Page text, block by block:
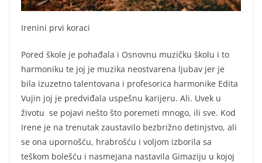
Irenini prvi koraci
Pored škole je pohađala i Osnovnu muzičku školu i to
harmoniku te joj je muzika neostvarena ljubav jer je
bila izuzetno talentovana i profesorica harmonike Edita
Vujin joj je predviđala uspešnu karijeru. Ali. Uvek u
životu se pojavi nešto što poremeti mnogo, ili sve. Kod
Irene je na trenutak zaustavilo bezbrižno detinjstvo, ali
se ona upornošću, hrabrošću i voljom izborila sa
teškom bolešću i nasmejana nastavila Gimaziju u kojoj